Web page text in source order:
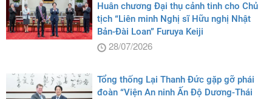
Huân chương Đại thụ cảnh tinh cho Chủ
tịch “Liên minh Nghị sĩ Hữu nghị Nhật
Bản-Đài Loan” Furuya Keiji
28/07/2026
Tổng thống Lại Thanh Đức gặp gỡ phái
đoàn “Viện An ninh Ấn Độ Dương-Thái